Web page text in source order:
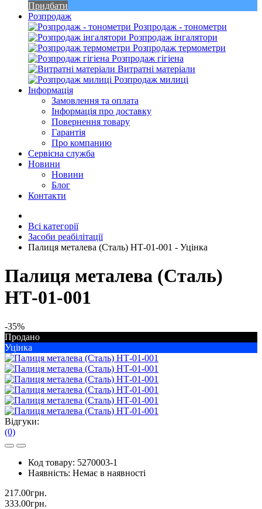
Придбати
Розпродаж
Розпродаж - тонометри
Розпродаж інгалятори
Розпродаж термометри
Розпродаж гігіена
Витратні матеріали
Розпродаж милиці
Інформація
Замовлення та оплата
Інформація про доставку
Повернення товару
Гарантія
Про компанию
Сервісна служба
Новини
Новини
Блог
Контакти
Всі категорії
Засоби реабілітації
Палиця металева (Сталь) НТ-01-001 - Уцінка
Палиця металева (Сталь)
НТ-01-001
-35%
Продано
Уцінка
Відгуки:
(0)
Код товару: 5270003-1
Наявність: Немає в наявності
217.00грн.
333.00грн.